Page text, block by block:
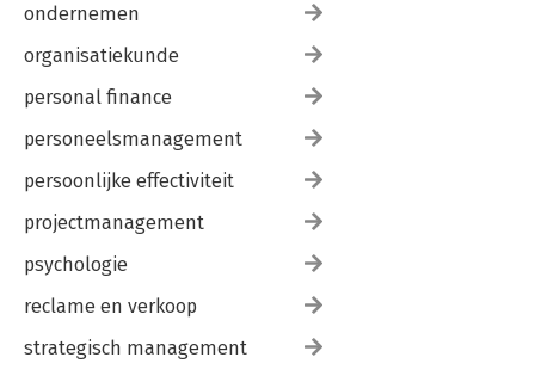
ondernemen
organisatiekunde
personal finance
personeelsmanagement
persoonlijke effectiviteit
projectmanagement
psychologie
reclame en verkoop
strategisch management